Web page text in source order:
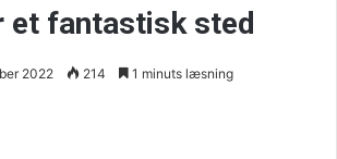
et fantastisk sted
2022 214 1 minuts læsning